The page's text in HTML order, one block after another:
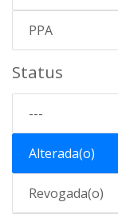
PPA
Status
---
Alterada(o)
Revogada(o)